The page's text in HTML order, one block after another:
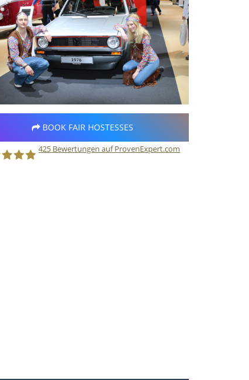
BOOK FAIR HOSTESSES
425 Bewertungen auf ProvenExpert.com